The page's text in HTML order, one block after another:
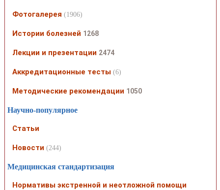
Фотогалерея (1906)
Истории болезней 1268
Лекции и презентации 2474
Аккредитационные тесты (6)
Методические рекомендации 1050
Научно-популярное
Статьи
Новости (244)
Медицинская стандартизация
Нормативы экстренной и неотложной помощи